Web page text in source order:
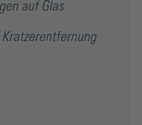
auf Glas